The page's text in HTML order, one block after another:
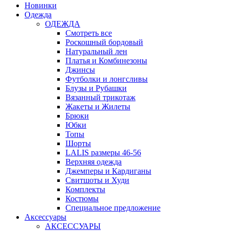
Новинки
Одежда
ОДЕЖДА
Смотреть все
Роскошный бордовый
Натуральный лен
Платья и Комбинезоны
Джинсы
Футболки и лонгсливы
Блузы и Рубашки
Вязанный трикотаж
Жакеты и Жилеты
Брюки
Юбки
Топы
Шорты
LALIS размеры 46-56
Верхняя одежда
Джемперы и Кардиганы
Свитшоты и Худи
Комплекты
Костюмы
Специальное предложение
Аксессуары
АКСЕССУАРЫ